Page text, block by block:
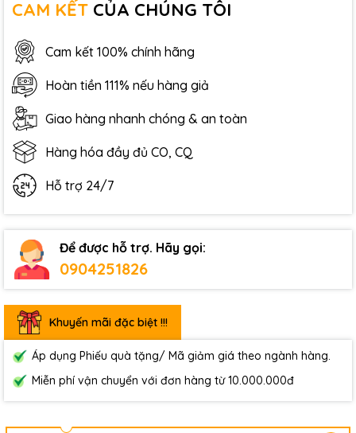
CAM KẾT CỦA CHÚNG TÔI
Cam kết 100% chính hãng
Hoàn tiền 111% nếu hàng giả
Giao hàng nhanh chóng & an toàn
Hàng hóa đầy đủ CO, CQ
Hỗ trợ 24/7
Để được hỗ trợ. Hãy gọi:
0904251826
Khuyến mãi đặc biệt !!!
Áp dụng Phiếu quà tặng/ Mã giảm giá theo ngành hàng.
Miễn phí vận chuyển với đơn hàng từ 10.000.000đ